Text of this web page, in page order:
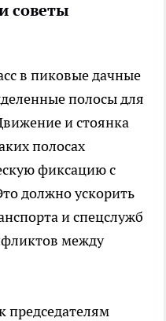
советы
в пиковые дачные
полосы для
и стоянка
полосах
фиксацию с
должно ускорить
и спецслужб
между
председателям